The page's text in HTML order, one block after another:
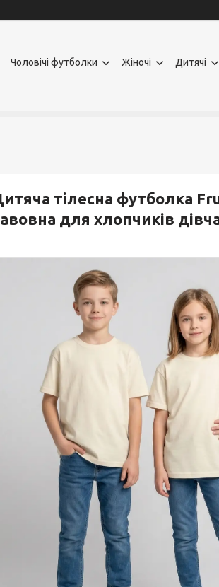
Чоловічі футболки Жіночі Дитячі
тілесна футболка
для хлопчиків